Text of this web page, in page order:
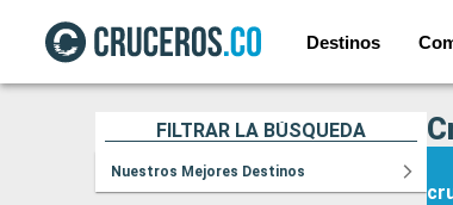
Destinos
FILTRAR LA BÚSQUEDA
Nuestros Mejores Destinos